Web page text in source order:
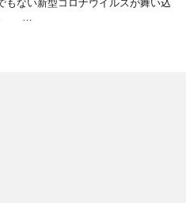
もない新型コロナウイルスが舞い込
。 …